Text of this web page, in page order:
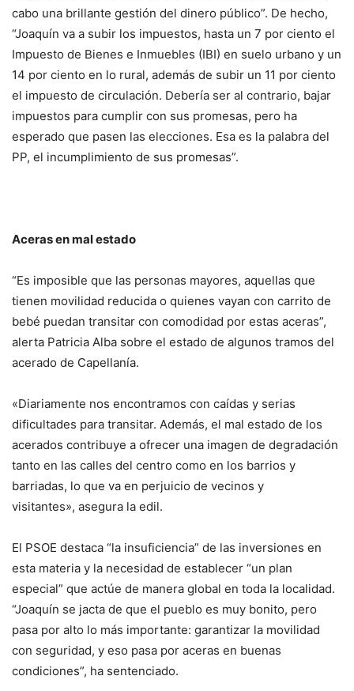
cabo una brillante gestión del dinero público”. De hecho,
“Joaquín va a subir los impuestos, hasta un 7 por ciento el
Impuesto de Bienes e Inmuebles (IBI) en suelo urbano y un
14 por ciento en lo rural, además de subir un 11 por ciento
el impuesto de circulación. Debería ser al contrario, bajar
impuestos para cumplir con sus promesas, pero ha
esperado que pasen las elecciones. Esa es la palabra del
PP, el incumplimiento de sus promesas”.
Aceras en mal estado
“Es imposible que las personas mayores, aquellas que
tienen movilidad reducida o quienes vayan con carrito de
bebé puedan transitar con comodidad por estas aceras”,
alerta Patricia Alba sobre el estado de algunos tramos del
acerado de Capellanía.
«Diariamente nos encontramos con caídas y serias
dificultades para transitar. Además, el mal estado de los
acerados contribuye a ofrecer una imagen de degradación
tanto en las calles del centro como en los barrios y
barriadas, lo que va en perjuicio de vecinos y
visitantes», asegura la edil.
El PSOE destaca “la insuficiencia” de las inversiones en
esta materia y la necesidad de establecer “un plan
especial” que actúe de manera global en toda la localidad.
“Joaquín se jacta de que el pueblo es muy bonito, pero
pasa por alto lo más importante: garantizar la movilidad
con seguridad, y eso pasa por aceras en buenas
condiciones”, ha sentenciado.